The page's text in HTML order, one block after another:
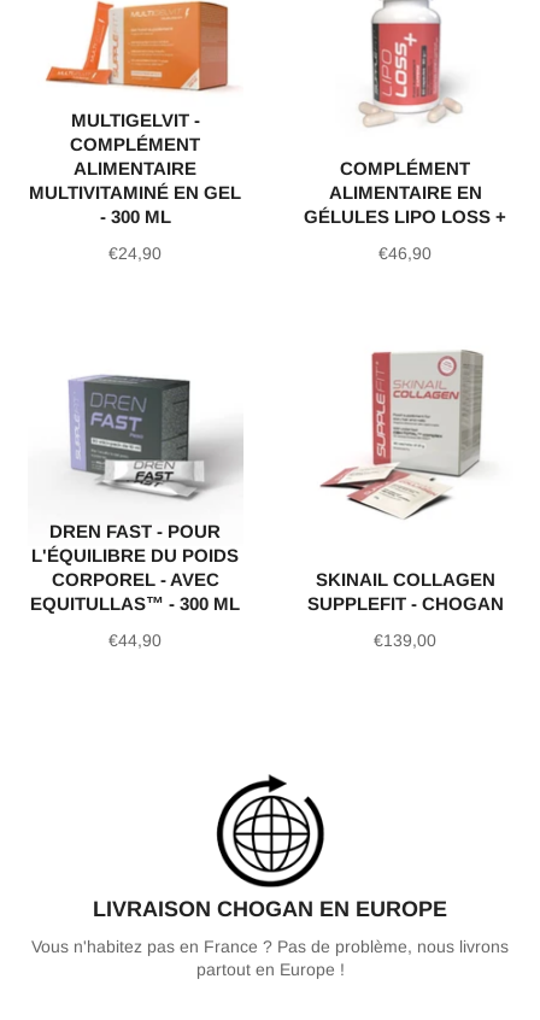
MULTIGELVIT -
COMPLÉMENT
ALIMENTAIRE
MULTIVITAMINÉ EN GEL
- 300 ML
Prix
€24,90
COMPLÉMENT
ALIMENTAIRE EN
GÉLULES LIPO LOSS +
Prix
€46,90
DREN FAST - POUR
L'ÉQUILIBRE DU POIDS
CORPOREL - AVEC
EQUITULLAS™ - 300 ML
Prix
€44,90
SKINAIL COLLAGEN
SUPPLEFIT - CHOGAN
Prix
€139,00
LIVRAISON CHOGAN EN EUROPE
Vous n'habitez pas en France ? Pas de problème, nous livrons
partout en Europe !